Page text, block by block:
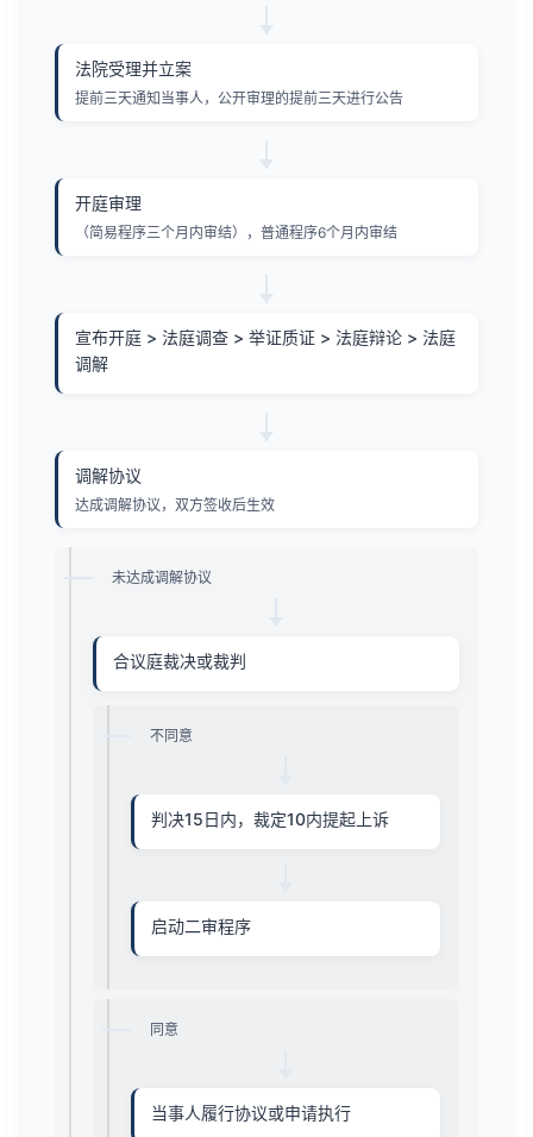
法院受理并立案
提前三天通知当事人，公开审理的提前三天进行公告
开庭审理
（简易程序三个月内审结），普通程序6个月内审结
宣布开庭 > 法庭调查 > 举证质证 > 法庭辩论 > 法庭
调解
调解协议
达成调解协议，双方签收后生效
未达成调解协议
合议庭裁决或裁判
不同意
判决15日内，裁定10内提起上诉
启动二审程序
同意
当事人履行协议或申请执行